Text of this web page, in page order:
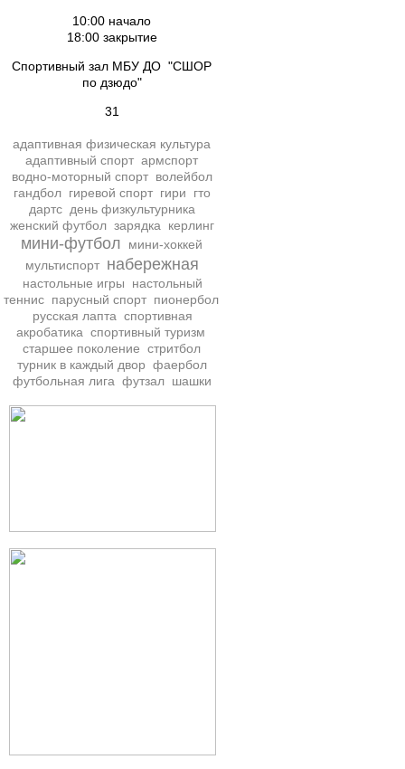
10:00 начало
18:00 закрытие
Спортивный зал МБУ ДО "СШОР
по дзюдо"
31
адаптивная физическая культура
адаптивный спорт армспорт
водно-моторный спорт волейбол
гандбол гиревой спорт гири
гто
дартс день физкультурника
женский футбол зарядка керлинг
мини-футбол
мини-хоккей
мультиспорт набережная
настольные игры
настольный
теннис парусный спорт пионербол
русская лапта спортивная
акробатика спортивный туризм
старшее поколение стритбол
турник в каждый двор фаербол
футбольная лига футзал шашки